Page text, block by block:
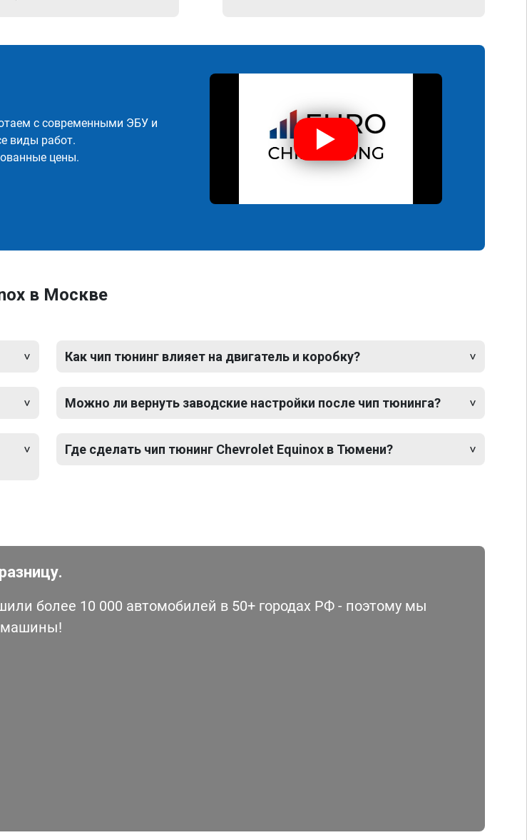
с современными ЭБУ и
виды работ.
цены.
в Москве
Как чип тюнинг влияет на двигатель и коробку?
Можно ли вернуть заводские настройки после чип тюнинга?
Где сделать чип тюнинг Chevrolet Equinox в Тюмени?
более 10 000 автомобилей в 50+ городах РФ - поэтому мы
машины!